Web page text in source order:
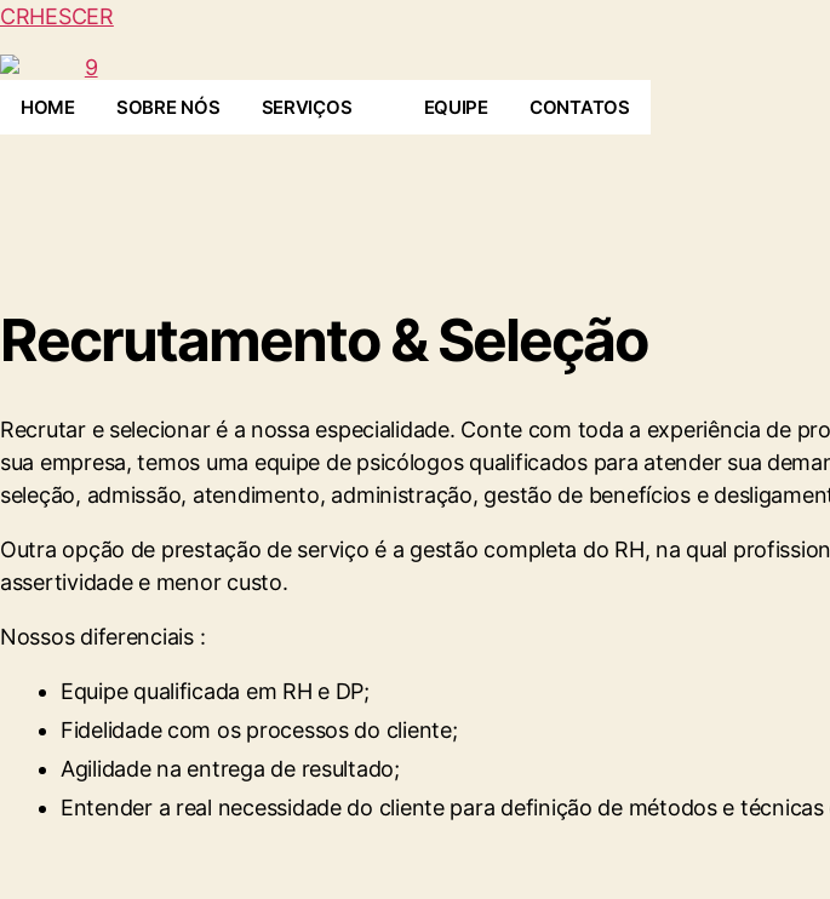
CRHESCER
HOME SOBRE NÓS SERVIÇOS EQUIPE CONTATOS
Recrutamento & Seleção
Recrutar e selecionar é a nossa especialidade. Conte com toda a experiência de
sua empresa, temos uma equipe de psicólogos qualificados para atender sua
seleção, admissão, atendimento, administração, gestão de benefícios e
Outra opção de prestação de serviço é a gestão completa do RH, na qual
assertividade e menor custo.
Nossos diferenciais :
Equipe qualificada em RH e DP;
Fidelidade com os processos do cliente;
Agilidade na entrega de resultado;
Entender a real necessidade do cliente para definição de métodos e